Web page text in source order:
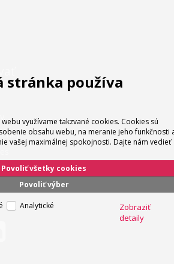
stránka používa
využívame takzvané cookies. Cookies sú
obsahu webu, na meranie jeho funkčnosti
vašej maximálnej spokojnosti. Dajte nám vedieť
Povoliť výber
Povoliť všetky cookies
Analytické
Zobraziť
detaily